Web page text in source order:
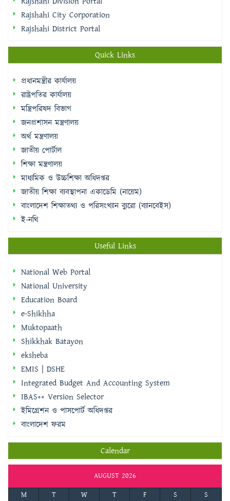
Rajshahi City Corporation
Rajshahi District Portal
Quick Links
প্রধানমন্ত্রীর কার্যালয়
রাষ্ট্রপতির কার্যালয়
মন্ত্রিপরিষদ বিভাগ
জনপ্রশাসন মন্ত্রণালয়
অর্থ মন্ত্রণালয়
জাতীয় পোর্টাল
শিক্ষা মন্ত্রণালয়
মাধ্যমিক ও উচ্চশিক্ষা অধিদপ্তর
জাতীয় শিক্ষা ব্যবস্থাপনা একাডেমি (নায়েম)
বাংলাদেশ শিক্ষাতথ্য ও পরিসংখ্যান ব্যুরো (ব্যানবেইস)
ই-নথি
Useful Links
National Web Portal
National University
Education Board
e-Shikhha
Muktopaath
Shikkhak Batayon
eksheba
EMIS | DSHE
Integrated Budget And Accounting System
IBAS++ Version Selector
ইমিগ্রেশন ও পাসপোর্ট অধিদপ্তর
বাংলাদেশ ফরম
Calendar
AUGUST 2026
M
T W T F S S